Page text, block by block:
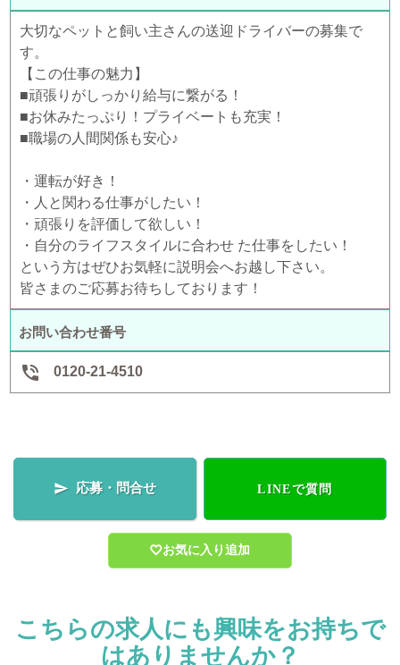
大切なペットと飼い主さんの送迎ドライバーの募集で
す。
【この仕事の魅力】
■頑張りがしっかり給与に繋がる！
■お休みたっぷり！プライベートも充実！
■職場の人間関係も安心♪
・運転が好き！
・人と関わる仕事がしたい！
・頑張りを評価して欲しい！
・自分のライフスタイルに合わせ た仕事をしたい！
という方はぜひお気軽に説明会へお越し下さい。
皆さまのご応募お待ちしております！
お問い合わせ番号
 0120-21-4510
 応募・問合せ LINEで質問
お気に入り追加
こちらの求人にも興味をお持ちで
はありませんか？